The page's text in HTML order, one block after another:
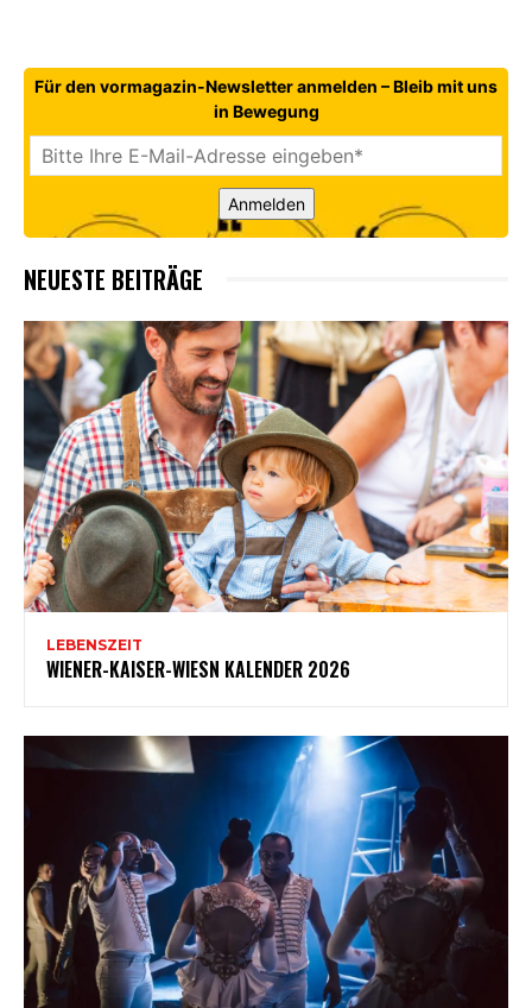
Für den vormagazin-Newsletter anmelden – Bleib mit uns
in Bewegung
Anmelden
NEUESTE BEITRÄGE
LEBENSZEIT
WIENER-KAISER-WIESN KALENDER 2026